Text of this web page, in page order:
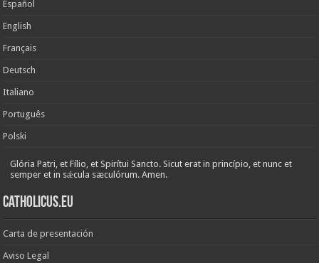
Español
English
Français
Deutsch
Italiano
Português
Polski
Glória Patri, et Fílio, et Spirítui Sancto. Sicut erat in princípio, et nunc et
semper et in sǽcula sæculórum. Amen.
Catholicus.eu
Carta de presentación
Aviso Legal